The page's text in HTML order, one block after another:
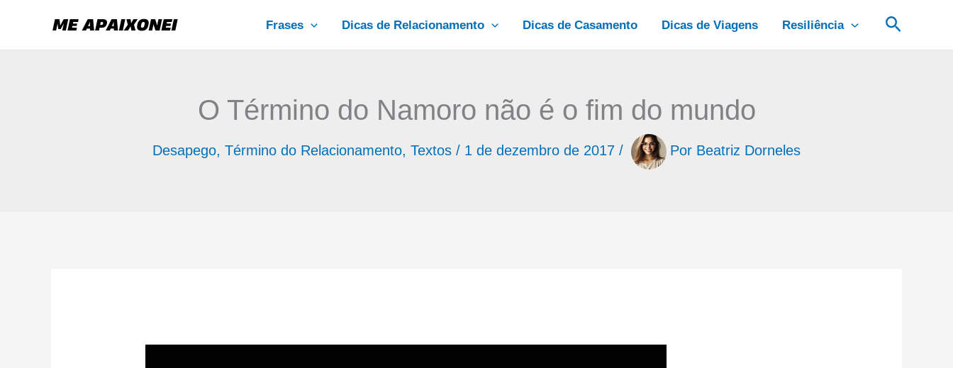
Frases Dicas de Relacionamento Dicas de Casamento Dicas de Viagens Resiliência
O Término do Namoro não é o fim do mundo
Desapego, Término do Relacionamento, Textos / 1 de dezembro de 2017 / Por Beatriz Dorneles